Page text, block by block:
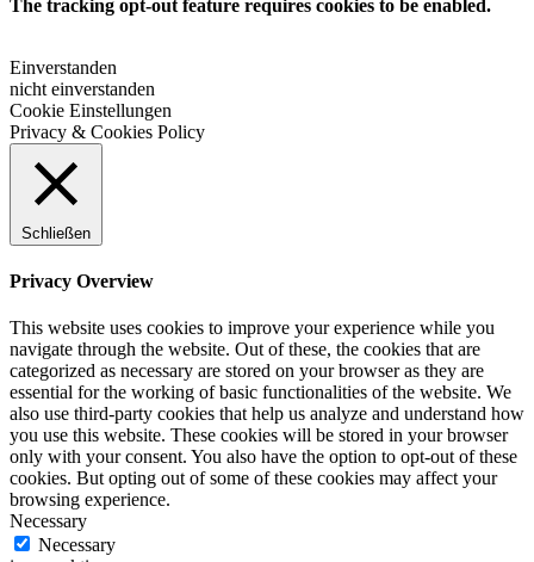
The tracking opt-out feature requires cookies to be enabled.
Einverstanden
nicht einverstanden
Cookie Einstellungen
Privacy & Cookies Policy
Schließen
Privacy Overview
This website uses cookies to improve your experience while you
navigate through the website. Out of these, the cookies that are
categorized as necessary are stored on your browser as they are
essential for the working of basic functionalities of the website. We
also use third-party cookies that help us analyze and understand how
you use this website. These cookies will be stored in your browser
only with your consent. You also have the option to opt-out of these
cookies. But opting out of some of these cookies may affect your
browsing experience.
Necessary
Necessary